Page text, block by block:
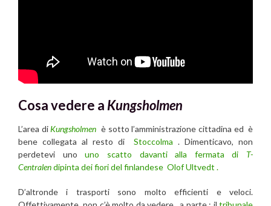
Cosa vedere a Kungsholmen
L’area di Kungsholmen è sotto l’amministrazione cittadina ed è
bene collegata al resto diStoccolma . Dimenticavo, non
perdetevi unouno scatto davanti alla fermata di T-
Centralendipinta dei fiori del finlandese Olof Ultvedt .
D’altronde i trasporti sono molto efficienti e veloci.